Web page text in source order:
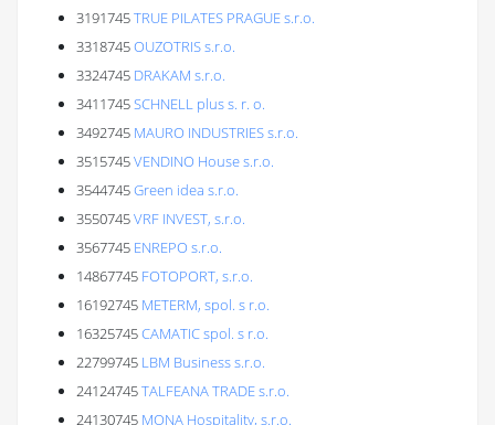
3191745TRUE PILATES PRAGUE s.r.o.
3318745OUZOTRIS s.r.o.
3324745 DRAKAM s.r.o.
3411745SCHNELL plus s. r. o.
3492745 MAURO INDUSTRIES s.r.o.
3515745VENDINO House s.r.o.
3544745Green idea s.r.o.
3550745VRF INVEST, s.r.o.
3567745 ENREPO s.r.o.
14867745 FOTOPORT, s.r.o.
16192745 METERM, spol. s r.o.
16325745CAMATIC spol. s r.o.
22799745 LBM Business s.r.o.
24124745TALFEANA TRADE s.r.o.
24130745 MONA Hospitality, s.r.o.